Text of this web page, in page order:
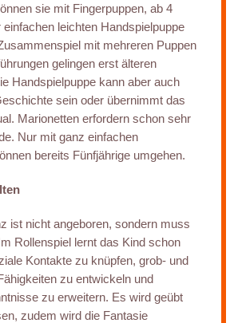
sie mit Fingerpuppen, ab 4
leichten Handspielpuppe
mit mehreren Puppen
gelingen erst älteren
Handspielpuppe kann aber auch
sein oder übernimmt das
Marionetten erfordern schon sehr
Nur mit ganz einfachen
bereits Fünfjährige umgehen.
ist nicht angeboren, sondern muss
Rollenspiel lernt das Kind schon
Kontakte zu knüpfen, grob- und
zu entwickeln und
zu erweitern. Es wird geübt
zudem wird die Fantasie